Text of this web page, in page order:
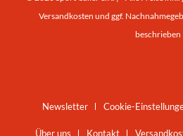
Versandkosten und ggf.
beschrieben
Newsletter Cookie-
Über uns Kontakt